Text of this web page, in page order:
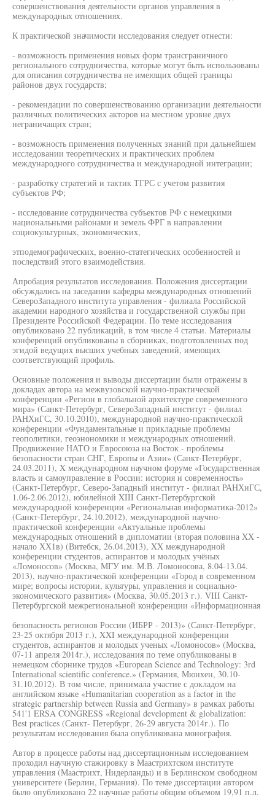
совершенствования деятельности органов управления в
международных отношениях.
К практической значимости исследования следует отнести:
- возможность применения новых форм трансграничного
регионального сотрудничества, которые могут быть использованы
для описания сотрудничества не имеющих общей границы
районов двух государств;
- рекомендации по совершенствованию организации деятельности
различных политических акторов на местном уровне двух
неграничащих стран;
- возможность применения полученных знаний при дальнейшем
исследовании теоретических и практических проблем
международного сотрудничества и международной интеграции;
- разработку стратегий и тактик ТГРС с учетом развития
субъектов РФ;
- исследование сотрудничества субъектов РФ с немецкими
национальными районами и земель ФРГ в направлении
социокультурных, экономических,
этподемографических, военно-статегических особенностей и
последствий этого взаимодействия.
Апробация результатов исследования. Положения диссертации
обсуждались на заседании кафедры международных отношений
СевероЗападного института управления - филиала Российской
академии народного хозяйства и государственной службы при
Президенте Российской Федерации. По теме исследования
опубликовано 22 публикаций, в том числе 4 статьи. Материалы
конференций опубликованы в сборниках, подготовленных под
эгидой ведущих высших учебных заведений, имеющих
соответствующий профиль.
Основные положения и выводы диссертации были отражены в
докладах автора на межвузовской научно-практической
конференции «Регион в глобальной архитектуре современного
мира» (Санкт-Петербург, СевероЗападный институт - филиал
РАНХиГС, 30.10.2010), международной научно-практической
конференции «Фундаментальные и прикладные проблемы
геополитики, геоэнономики и международных отношений.
Продвижение НАТО и Евросоюза на Восток - проблемы
безопасности стран СНГ, Европы и Азии» (Санкт-Петербург,
24.03.2011), X международном научном форуме «Государственная
власть и самоуправление в России: история и современность»
(Санкт-Петербург, Северо-Западный институт - филиал РАНХиГС,
1.06-2.06.2012), юбилейной XIII Санкт-Петербургской
международной конференции «Региональная информатика-2012»
(Санкт-Петербург, 24.10.2012), международной научно-
практической конференции «Актуальные проблемы
международных отношений в дипломатии (вторая половина XX -
начало ХХ1в) (Витебск, 26.04.2013), XX международной
конференции студентов, аспирантов и молодых учёных
«Ломоносов» (Москва, МГУ им. М.В. Ломоносова, 8.04-13.04.
2013), научно-практической конференции «Город в современном
мире; вопросы истории, культуры, управления и социально-
экономического развития» (Москва, 30.05.2013 г.). VIII Санкт-
Петербургской межрегиональной конференции «Информационная
безопасность регионов России (ИБРР - 2013)» (Санкт-Петербург,
23-25 октября 2013 г.), XXI международной конференции
студентов, аспирантов и молодых ученых «Ломоносов» (Москва,
07-11 апреля 2014г.), исследования по теме опубликованы в
немецком сборнике трудов «European Science and Technology: 3rd
International scientific conference.» (Германия, Мюнхен, 30.10-
31.10.2012). В том числе, принимала участие с докладом на
английском языке «Humanitarian cooperation as a factor in the
strategic partnership between Russia and Germany» в рамках работы
541'1 ERSA CONGRESS «Regional development & globalization:
Best practices (Санкт- Петербург, 26-29 августа 2014г.). По
результатам исследования была опубликована монография.
Автор в процессе работы над диссертационным исследованием
проходил научную стажировку в Маастрихтском институте
управления (Маастрихт, Нидерланды) и в Берлинском свободном
университете (Берлин, Германия). По теме диссертации автором
было опубликовано 22 научные работы общим объемом 19,91 п.л.